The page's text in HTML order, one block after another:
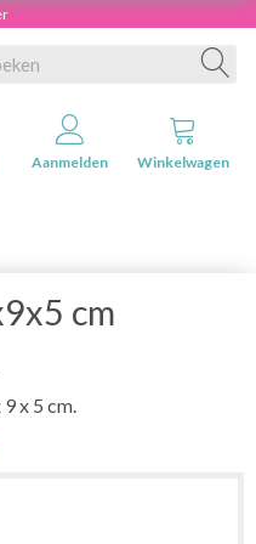
Aanmelden Winkelwagen
cm
x 5 cm.